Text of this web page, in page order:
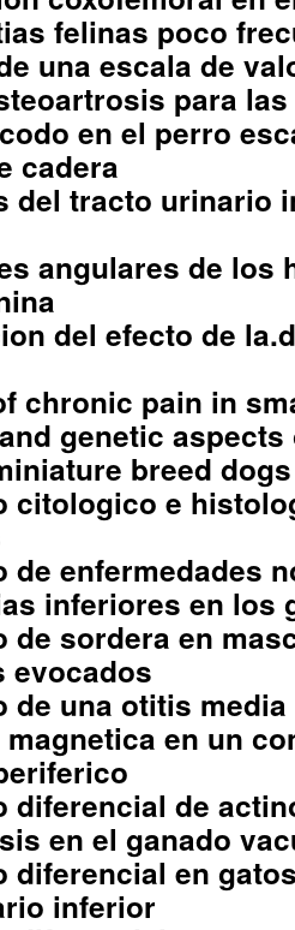
felinas poco
una escala de
para
en el perro
cadera
del tracto urinario
angulares de los
del efecto de
chronic pain in
genetic
breed
citologico e
de enfermedades
inferiores en los
de sordera en
evocados
de una otitis
en un
diferencial de
en el ganado
diferencial en
inferior